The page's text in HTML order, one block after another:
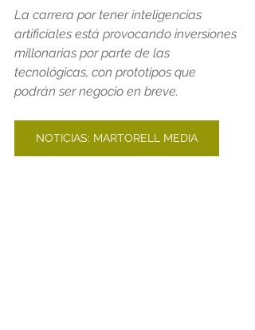
La carrera por tener inteligencias
artificiales está provocando inversiones
millonarias por parte de las
tecnológicas, con prototipos que
podrán ser negocio en breve.
NOTICIAS: MARTORELL MEDIA